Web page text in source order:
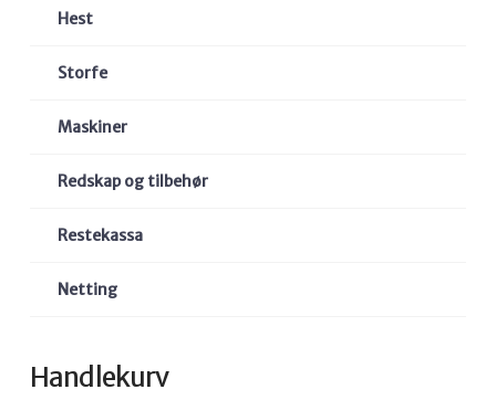
Hest
Storfe
Maskiner
Redskap og tilbehør
Restekassa
Netting
Handlekurv